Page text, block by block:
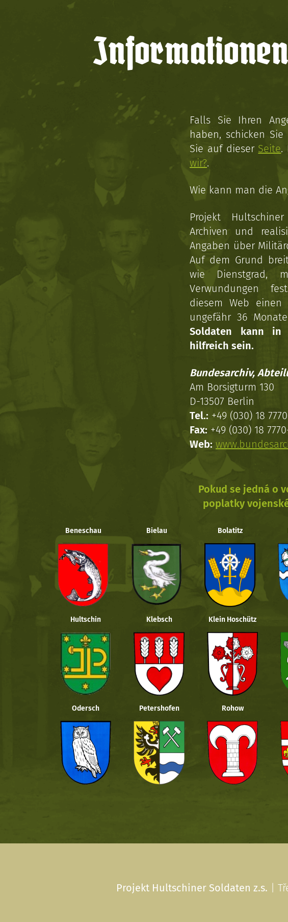
Falls Sie Ihren
haben, schicken
Sie auf dieser Seite.
wir?.
Wie kann man die
Projekt
Archiven und
Angaben über
Auf dem Grund
wie Dienstgrad,
Verwundungen
diesem Web einen
ungefähr 36
Soldaten kann in
hilfreich sein.
Bundesarchiv,
Am Borsigturm 130
D-13507 Berlin
Tel.: +49 (030) 18
Fax: +49 (030) 18
Web:
Pokud se jedná o
poplatky
Beneschau Bielau Bolatitz
Hultschin Klebsch Klein Hoschütz
Odersch Petershofen Rohow
Projekt Hultschiner Soldaten z.s. |